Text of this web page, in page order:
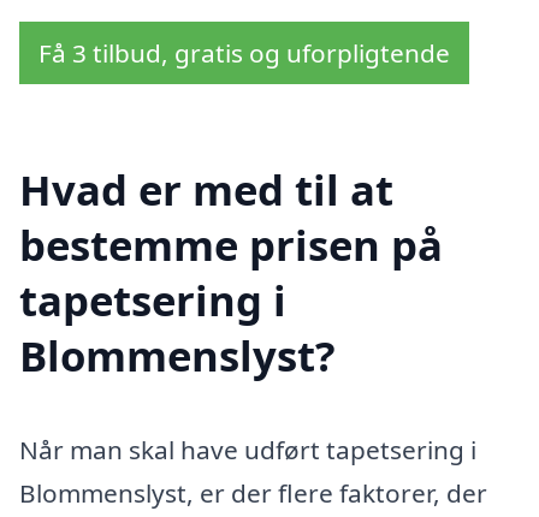
Få 3 tilbud, gratis og uforpligtende
Hvad er med til at
bestemme prisen på
tapetsering i
Blommenslyst?
Når man skal have udført tapetsering i
Blommenslyst, er der flere faktorer, der